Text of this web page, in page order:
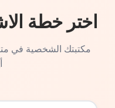
اختر خطة
مكتبتك الشخصية في